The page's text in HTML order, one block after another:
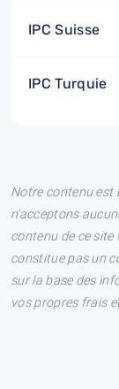
IPC Suisse
IPC Turquie
Notre contenu est
n'acceptons
contenu de ce
constitue pas un
sur la base des
vos propres frais